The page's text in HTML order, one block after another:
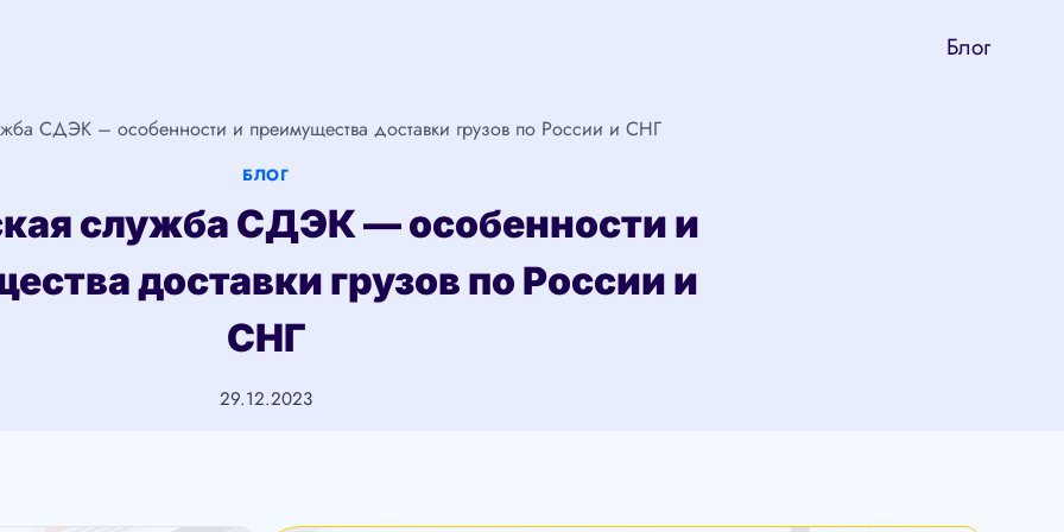
Блог
СДЭК – особенности и преимущества доставки грузов по России и СНГ
БЛОГ
служба СДЭК — особенности и
доставки грузов по России и
СНГ
29.12.2023